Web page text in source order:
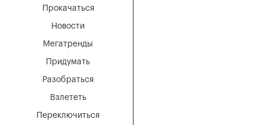
Мегатренды
Придумать
Разобраться
Взлететь
Новости
Переключиться
Прокачаться